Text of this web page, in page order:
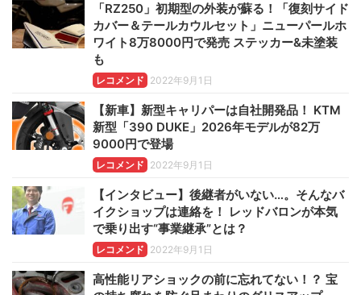
「RZ250」初期型の外装が蘇る！「復刻サイド
カバー＆テールカウルセット」ニューパールホ
ワイト8万8000円で発売 ステッカー&未塗装
も
レコメンド 2022年9月1日
【新車】新型キャリパーは自社開発品！ KTM
新型「390 DUKE」2026年モデルが82万
9000円で登場
レコメンド 2022年9月1日
【インタビュー】後継者がいない…。そんなバ
イクショップは連絡を！ レッドバロンが本気
で乗り出す“事業継承”とは？
レコメンド 2022年9月1日
高性能リアショックの前に忘れてない！？ 宝